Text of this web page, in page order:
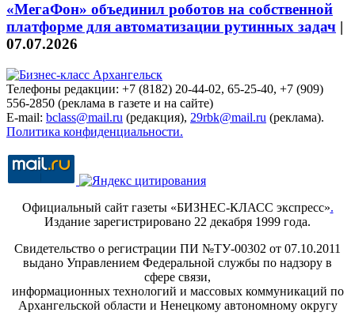
«МегаФон» объединил роботов на собственной
платформе для автоматизации рутинных задач |
07.07.2026
Телефоны редакции: +7 (8182) 20-44-02, 65-25-40, +7 (909)
556-2850 (реклама в газете и на сайте)
E-mail: bclass@mail.ru (редакция), 29rbk@mail.ru (реклама).
Политика конфиденциальности.
Официальный сайт газеты «БИЗНЕС-КЛАСС экспресс».
Издание зарегистрировано 22 декабря 1999 года.
Свидетельство о регистрации ПИ №ТУ-00302 от 07.10.2011
выдано Управлением Федеральной службы по надзору в
сфере связи,
информационных технологий и массовых коммуникаций по
Архангельской области и Ненецкому автономному округу